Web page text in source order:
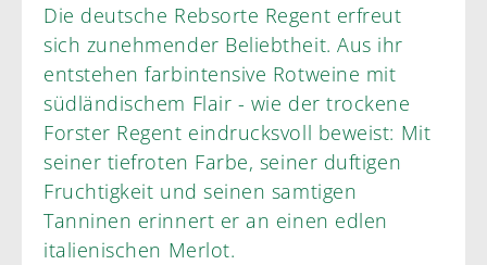
Die deutsche Rebsorte Regent erfreut
sich zunehmender Beliebtheit. Aus ihr
entstehen farbintensive Rotweine mit
südländischem Flair - wie der trockene
Forster Regent eindrucksvoll beweist: Mit
seiner tiefroten Farbe, seiner duftigen
Fruchtigkeit und seinen samtigen
Tanninen erinnert er an einen edlen
italienischen Merlot.